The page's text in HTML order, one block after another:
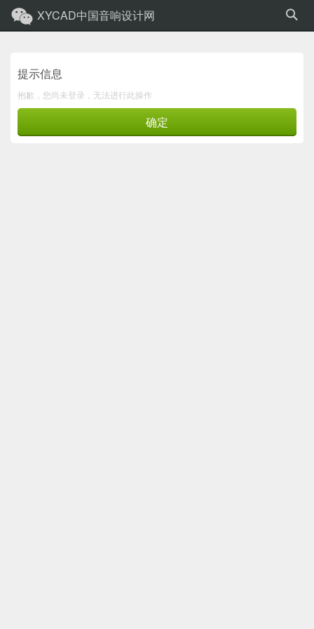
XYCAD中国音响设计网
提示信息
抱歉，您尚未登录，无法进行此操作
确定